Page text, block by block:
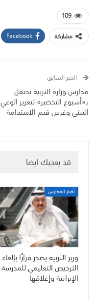
109
مشاركة
Facebook
الخبر السابق
مدارس وزارة التربية تحتفل
بـ«أسبوع التخضير» لتعزيز الوعي
البيئي وغرس قيم الاستدامة
قد يعجبك ايضا
أخبار المدارس
وزير التربية يصدر قرارًا بإلغاء
الترخيص التعليمي للمدرسة
الإيرانية وإغلاقها